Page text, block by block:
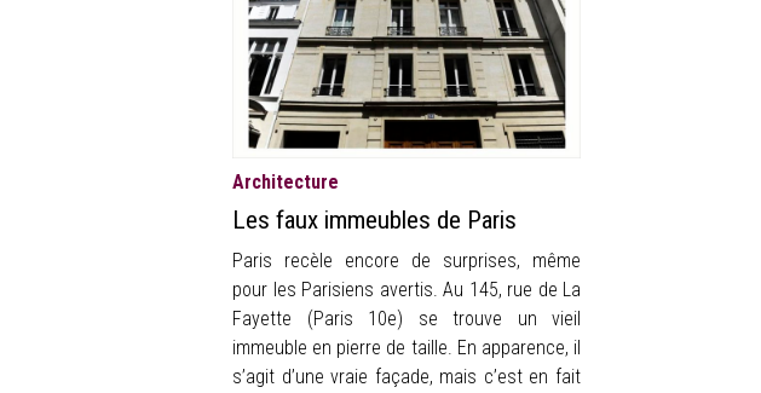
Architecture
Les faux immeubles de Paris
Paris recèle encore de surprises, même
pour les Parisiens avertis. Au 145, rue de La
Fayette (Paris 10e) se trouve un vieil
immeuble en pierre de taille. En apparence, il
s’agit d’une vraie façade, mais c’est en fait